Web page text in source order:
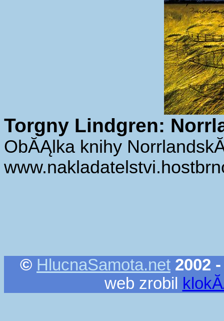
Torgny Lindgren:
ObĂĄlka knihy
© HlucnaSamota.net 2002
web zrobil